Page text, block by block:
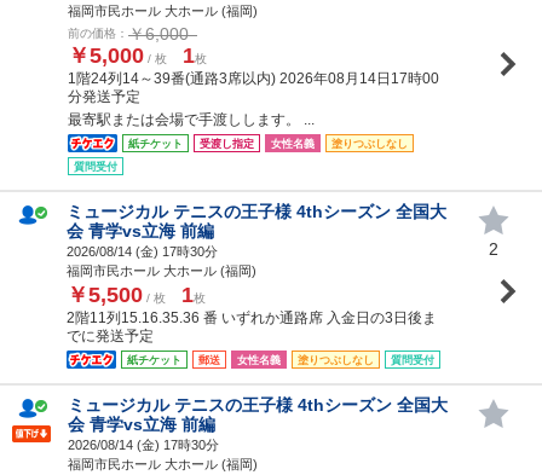
福岡市民ホール 大ホール (福岡)
前の価格： ￥6,000
￥5,000 / 枚 1枚
1階24列14～39番(通路3席以内) 2026年08月14日17時00
分発送予定
最寄駅または会場で手渡しします。 ...
紙チケット 受渡し指定 女性名義
塗りつぶしなし
質問受付
ミュージカル テニスの王子様 4thシーズン 全国大
会 青学vs立海 前編
2026/08/14 (金) 17時30分
福岡市民ホール 大ホール (福岡)
￥5,500 / 枚 1枚
2階11列15.16.35.36 番 いずれか通路席 入金日の3日後ま
でに発送予定
紙チケット 郵送 女性名義 塗りつぶしなし 質問受付
2
ミュージカル テニスの王子様 4thシーズン 全国大
会 青学vs立海 前編
2026/08/14 (金) 17時30分
福岡市民ホール 大ホール (福岡)